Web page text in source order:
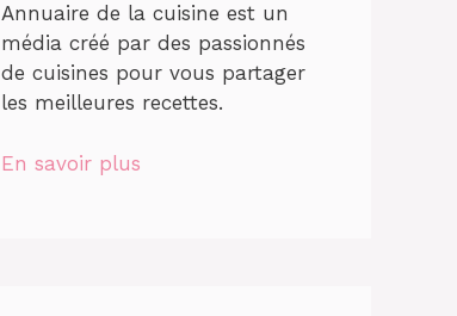
Annuaire de la cuisine est un
média créé par des passionnés
de cuisines pour vous partager
les meilleures recettes.
En savoir plus